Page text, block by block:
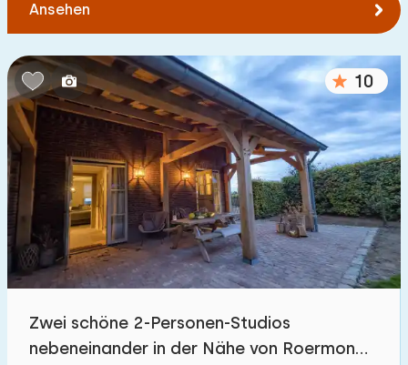
1 2
Zum Wasser(max. km):
1 2 5 10 20
Zu öffentlichen Verkehrsmitteln(max. km):
0,2 0,5 1 2 5
Unterkunft
Im Ferienpark
Ansehen
10
Zwei schöne 2-Personen-Studios
nebeneinander in der Nähe von Roermond